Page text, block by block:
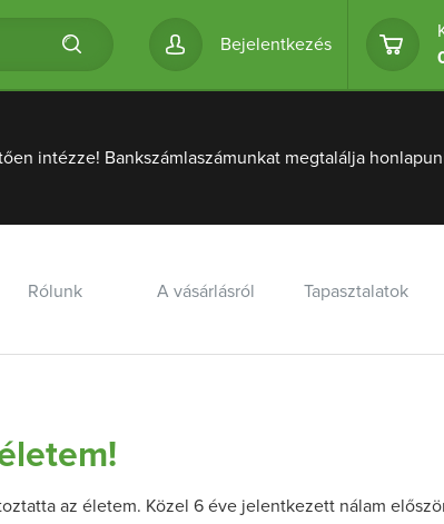
Bejelentkezés
intézze! Bankszámlaszámunkat megtalálja
Rólunk A vásárlásról Tapasztalatok
az életem. Közel 6 éve jelentkezett nálam